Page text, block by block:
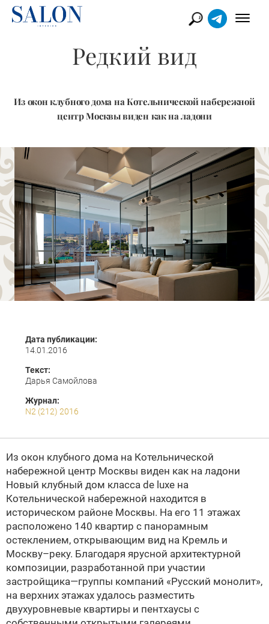
Редкий вид
Из окон клубного дома на Котельнической набережной
центр Москвы виден как на ладони
Дата публикации:
14.01.2016
Текст:
Дарья Самойлова
Журнал:
N2 (212) 2016
Из окон клубного дома на Котельнической
набережной центр Москвы виден как на ладони
Новый клубный дом класса de luxe на
Котельнической набережной находится в
историческом районе Москвы. На его 11 этажах
расположено 140 квартир с панорамным
остеклением, открывающим вид на Кремль и
Москву–реку. Благодаря ярусной архитектурной
композиции, разработанной при участии
застройщика—группы компаний «Русский монолит»,
на верхних этажах удалось разместить
двухуровневые квартиры и пентхаусы с